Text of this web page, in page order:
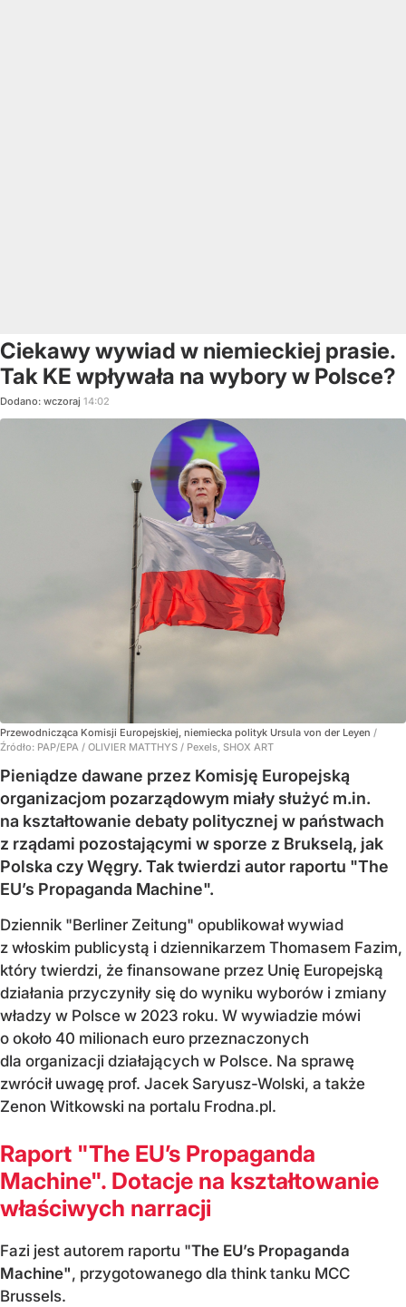
Ciekawy wywiad w niemieckiej prasie.
Tak KE wpływała na wybory w Polsce?
Dodano: wczoraj 14:02
Przewodnicząca Komisji Europejskiej, niemiecka polityk Ursula von der Leyen /
Źródło: PAP/EPA / OLIVIER MATTHYS / Pexels, SHOX ART
Pieniądze dawane przez Komisję Europejską
organizacjom pozarządowym miały służyć m.in.
na kształtowanie debaty politycznej w państwach
z rządami pozostającymi w sporze z Brukselą, jak
Polska czy Węgry. Tak twierdzi autor raportu "The
EU’s Propaganda Machine".
Dziennik "Berliner Zeitung" opublikował wywiad
z włoskim publicystą i dziennikarzem Thomasem Fazim,
który twierdzi, że finansowane przez Unię Europejską
działania przyczyniły się do wyniku wyborów i zmiany
władzy w Polsce w 2023 roku. W wywiadzie mówi
o około 40 milionach euro przeznaczonych
dla organizacji działających w Polsce. Na sprawę
zwrócił uwagę prof. Jacek Saryusz-Wolski, a także
Zenon Witkowski na portalu Frodna.pl.
Raport "The EU’s Propaganda
Machine". Dotacje na kształtowanie
właściwych narracji
Fazi jest autorem raportu "The EU’s Propaganda
Machine", przygotowanego dla think tanku MCC
Brussels.